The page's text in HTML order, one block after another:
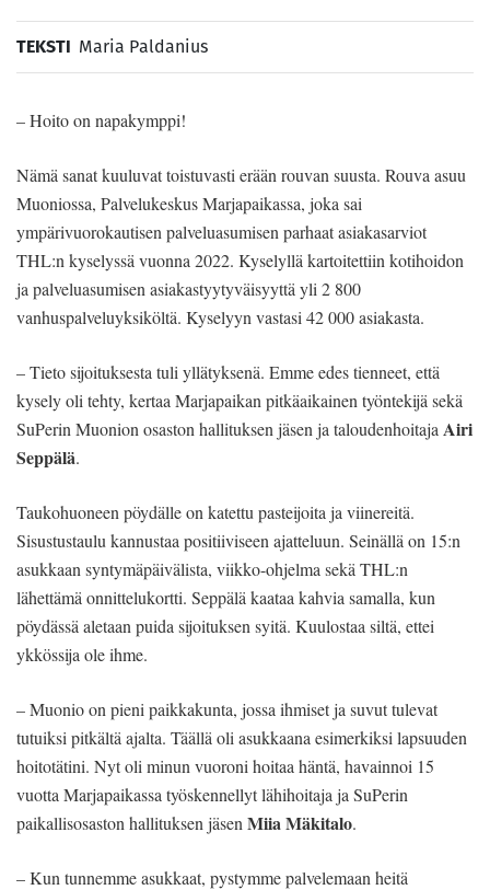
TEKSTI Maria Paldanius
– Hoito on napakymppi!
Nämä sanat kuuluvat toistuvasti erään rouvan suusta. Rouva asuu
Muoniossa, Palvelukeskus Marjapaikassa, joka sai
ympärivuorokautisen palveluasumisen parhaat asiakasarviot
THL:n kyselyssä vuonna 2022. Kyselyllä kartoitettiin kotihoidon
ja palveluasumisen asiakastyytyväisyyttä yli 2 800
vanhuspalveluyksiköltä. Kyselyyn vastasi 42 000 asiakasta.
– Tieto sijoituksesta tuli yllätyksenä. Emme edes tienneet, että
kysely oli tehty, kertaa Marjapaikan pitkäaikainen työntekijä sekä
SuPerin Muonion osaston hallituksen jäsen ja taloudenhoitaja Airi
Seppälä.
Taukohuoneen pöydälle on katettu pasteijoita ja viinereitä.
Sisustustaulu kannustaa positiiviseen ajatteluun. Seinällä on 15:n
asukkaan syntymäpäivälista, viikko-ohjelma sekä THL:n
lähettämä onnittelukortti. Seppälä kaataa kahvia samalla, kun
pöydässä aletaan puida sijoituksen syitä. Kuulostaa siltä, ettei
ykkössija ole ihme.
– Muonio on pieni paikkakunta, jossa ihmiset ja suvut tulevat
tutuiksi pitkältä ajalta. Täällä oli asukkaana esimerkiksi lapsuuden
hoitotätini. Nyt oli minun vuoroni hoitaa häntä, havainnoi 15
vuotta Marjapaikassa työskennellyt lähihoitaja ja SuPerin
paikallisosaston hallituksen jäsen Miia Mäkitalo.
– Kun tunnemme asukkaat, pystymme palvelemaan heitä